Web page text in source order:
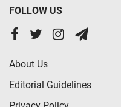
FOLLOW US
About Us
Editorial Guidelines